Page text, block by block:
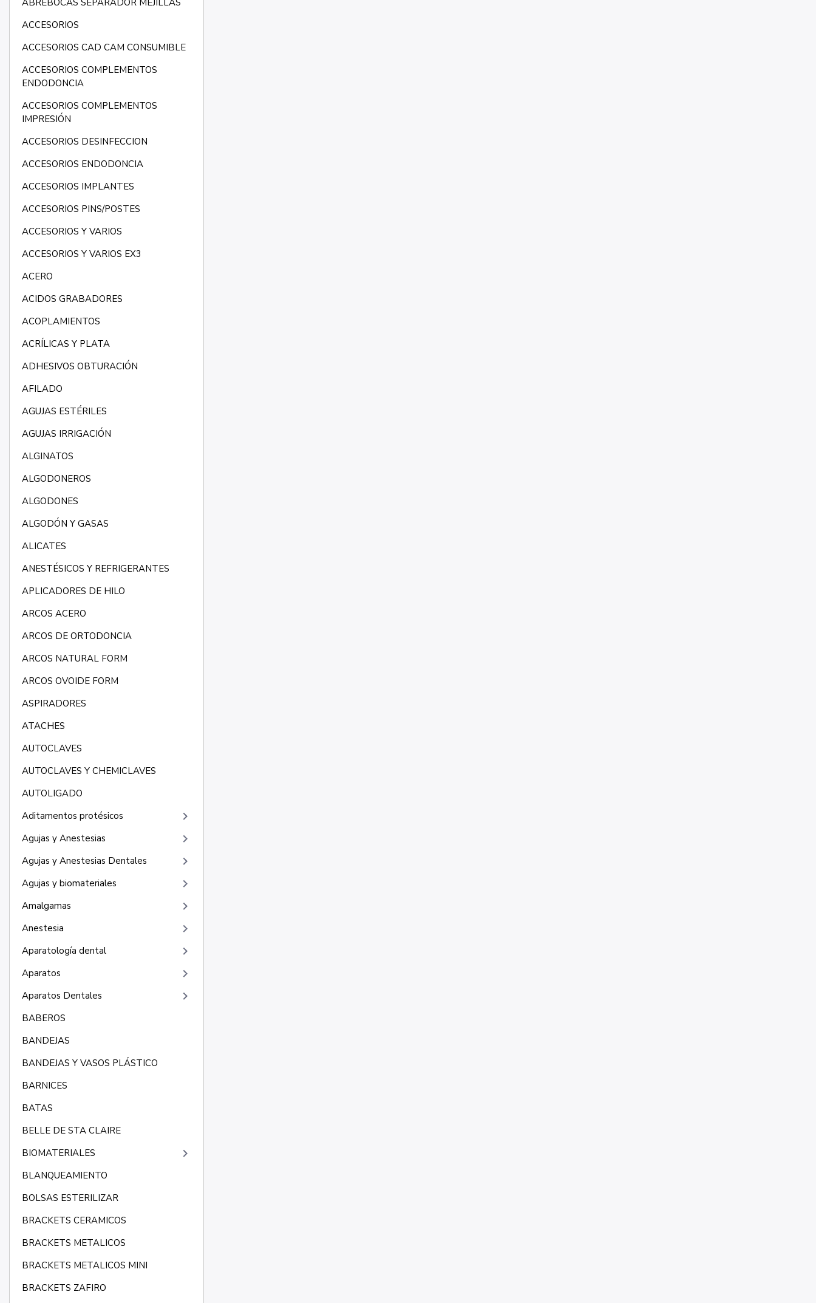
ABREBOCAS SEPARADOR MEJILLAS
ACCESORIOS
ACCESORIOS CAD CAM CONSUMIBLE
ACCESORIOS COMPLEMENTOS
ENDODONCIA
ACCESORIOS COMPLEMENTOS
IMPRESIÓN
ACCESORIOS DESINFECCION
ACCESORIOS ENDODONCIA
ACCESORIOS IMPLANTES
ACCESORIOS PINS/POSTES
ACCESORIOS Y VARIOS
ACCESORIOS Y VARIOS EX3
ACERO
ACIDOS GRABADORES
ACOPLAMIENTOS
ACRÍLICAS Y PLATA
ADHESIVOS OBTURACIÓN
AFILADO
AGUJAS ESTÉRILES
AGUJAS IRRIGACIÓN
ALGINATOS
ALGODONEROS
ALGODONES
ALGODÓN Y GASAS
ALICATES
ANESTÉSICOS Y REFRIGERANTES
APLICADORES DE HILO
ARCOS ACERO
ARCOS DE ORTODONCIA
ARCOS NATURAL FORM
ARCOS OVOIDE FORM
ASPIRADORES
ATACHES
AUTOCLAVES
AUTOCLAVES Y CHEMICLAVES
AUTOLIGADO
Aditamentos protésicos
keyboard_arrow_right
Agujas y Anestesias keyboard_arrow_right
Agujas y Anestesias Dentales keyboard_arrow_right
Agujas y biomateriales keyboard_arrow_right
Amalgamas keyboard_arrow_right
Anestesia keyboard_arrow_right
Aparatología dental keyboard_arrow_right
Aparatos keyboard_arrow_right
Aparatos Dentales keyboard_arrow_right
BABEROS
BANDEJAS
BANDEJAS Y VASOS PLÁSTICO
BARNICES
BATAS
BELLE DE STA CLAIRE
BIOMATERIALES
keyboard_arrow_right
BLANQUEAMIENTO
BOLSAS ESTERILIZAR
BRACKETS CERAMICOS
BRACKETS METALICOS
BRACKETS METALICOS MINI
BRACKETS ZAFIRO